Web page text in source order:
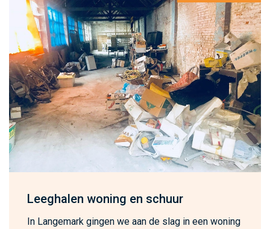
Leeghalen woning en schuur
In Langemark gingen we aan de slag in een woning